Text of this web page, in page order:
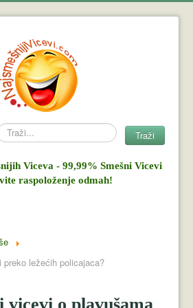
Traži
Viceva - 99,99% Smešni Vicevi
raspoloženje odmah!
ležećih policajaca?